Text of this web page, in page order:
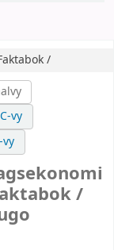
/
vy
vy
/